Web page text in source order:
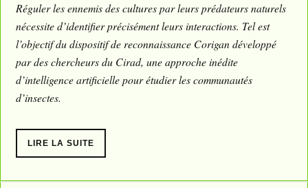
Réguler les ennemis des cultures par leurs prédateurs naturels
nécessite d’identifier précisément leurs interactions. Tel est
l’objectif du dispositif de reconnaissance Corigan développé
par des chercheurs du Cirad, une approche inédite
d’intelligence artificielle pour étudier les communautés
d’insectes.
LIRE LA SUITE